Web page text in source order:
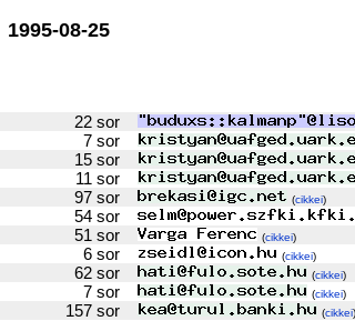
1995-08-25
22 sor
7 sor
15 sor
11 sor
97 sor (cikkei)
54 sor
51 sor (cikkei)
6 sor (cikkei)
62 sor (cikkei)
7 sor (cikkei)
157 sor (cikkei)